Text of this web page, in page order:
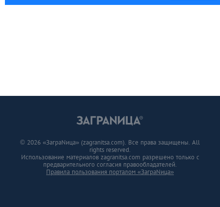
© 2026 «ЗаграNица» (zagranitsa.com). Все права защищены. All
rights reserved.
Использование материалов zagranitsa.com разрешено только с
предварительного согласия правообладателей.
Правила пользования порталом «ЗаграNица»